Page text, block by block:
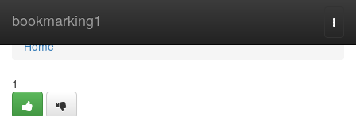
bookmarking1
Home
Home
1